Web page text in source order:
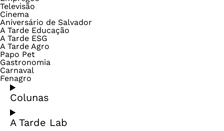
Televisão
Cinema
Aniversário de Salvador
A Tarde Educação
A Tarde ESG
A Tarde Agro
Papo Pet
Gastronomia
Carnaval
Fenagro
Colunas
A Tarde Lab